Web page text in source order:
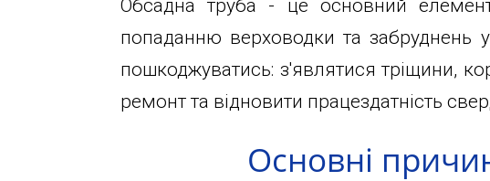
Фізичним
особам
працюємо
Обсадна труба - це основний
попаданню верховодки та забруднень
пошкоджуватись: з'являтися тріщини,
ремонт та відновити працездатність
Основні